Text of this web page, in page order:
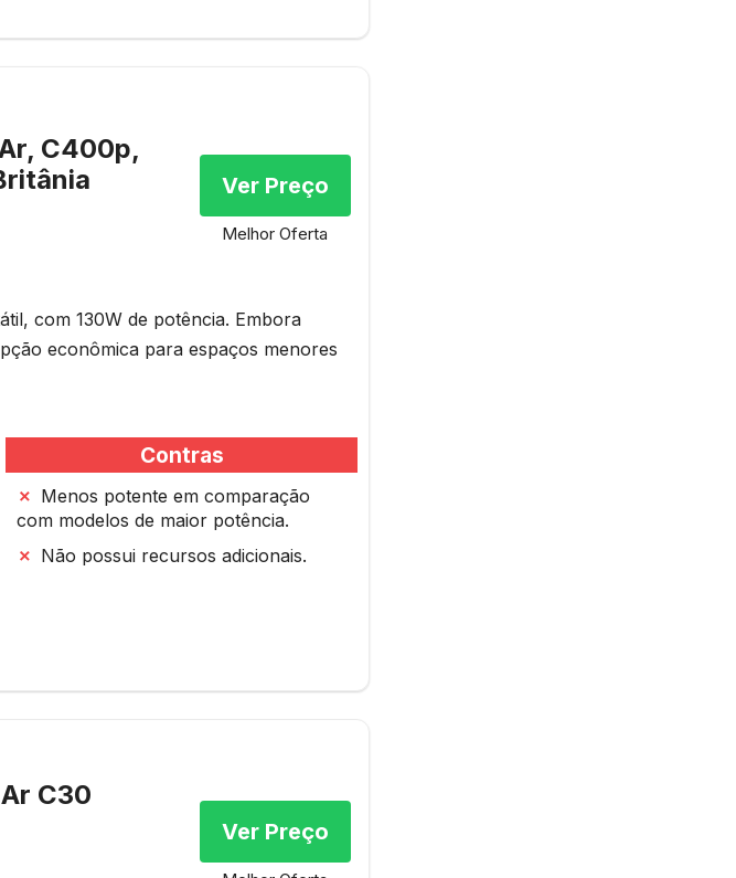
C400p,
Ver Preço
Melhor Oferta
com 130W de potência. Embora
econômica para espaços menores
Contras
Menos potente em comparação
com modelos de maior potência.
Não possui recursos adicionais.
C30
Ver Preço